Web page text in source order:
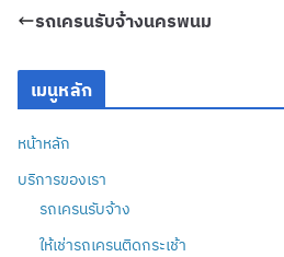
รถเครนรับจ้างนครพนม
เมนูหลัก
หน้าหลัก
บริการของเรา
รถเครนรับจ้าง
ให้เช่ารถเครนติดกระเช้า